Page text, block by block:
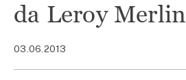
da Leroy Merlin
03.06.2013